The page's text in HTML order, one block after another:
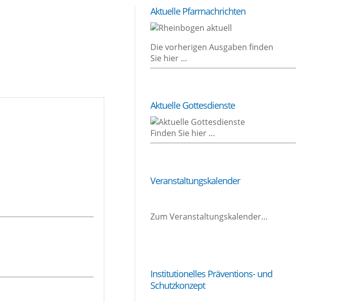
Aktu­el­le Pfarrnachrichten
Die vor­he­ri­gen Aus­ga­ben fin­den
Sie hier …
Aktu­el­le Gottesdienste
Fin­den Sie hier …
Ver­an­stal­tungs­ka­len­der
Zum Ver­an­stal­tungs­ka­len­der…
Insti­tu­tio­nel­les Prä­­ven­­ti­ons- und
Schutzkonzept